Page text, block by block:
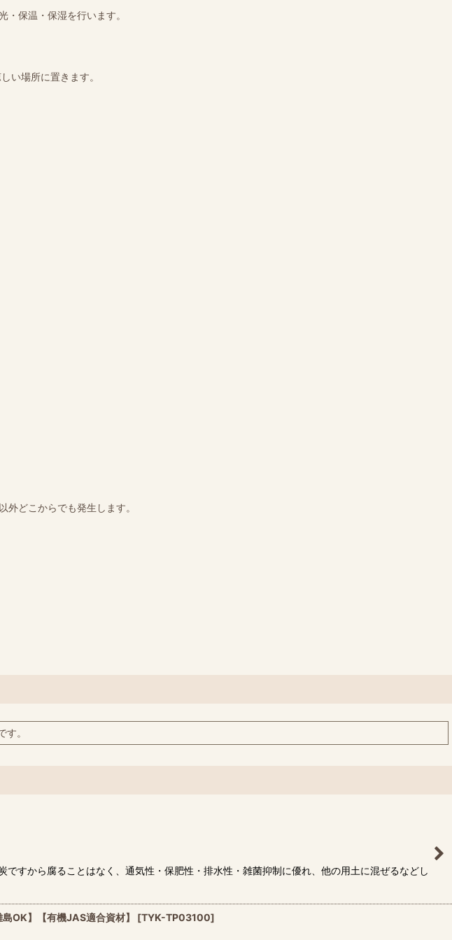
保温・保湿を行います。
い場所に置きます。
どこからでも発生します。
。
すから腐ることはなく、通気性・保肥性・排水性・雑菌抑制に優れ、他の用土に混ぜるなどし
OK】【有機JAS適合資材】 [TYK-TP03100]